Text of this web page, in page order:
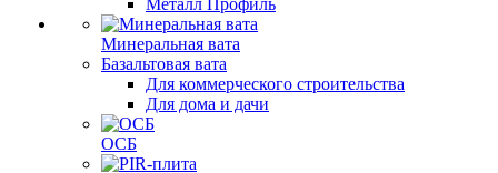
Металл Профиль
Минеральная вата
Базальтовая вата
Для коммерческого строительства
Для дома и дачи
ОСБ